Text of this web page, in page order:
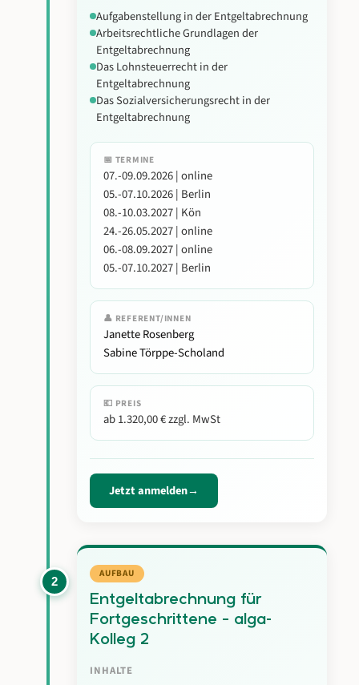
Aufgabenstellung in der Entgeltabrechnung
Arbeitsrechtliche Grundlagen der
Entgeltabrechnung
Das Lohnsteuerrecht in der
Entgeltabrechnung
Das Sozialversicherungsrecht in der
Entgeltabrechnung
📅 TERMINE
07.-09.09.2026 | online
05.-07.10.2026 | Berlin
08.-10.03.2027 | Kön
24.-26.05.2027 | online
06.-08.09.2027 | online
05.-07.10.2027 | Berlin
👤 REFERENT/INNEN
Janette Rosenberg
Sabine Törppe-Scholand
💶 PREIS
ab 1.320,00 € zzgl. MwSt
Jetzt anmelden
2
AUFBAU
Entgeltabrechnung für
Fortgeschrittene – alga-
Kolleg 2
INHALTE